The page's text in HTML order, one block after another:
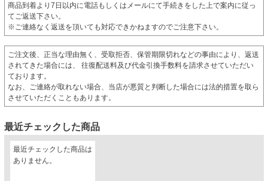
商品到着より7日以内に電話もしくはメールにて手続きをした上で案内に従っ
てご返送下さい。
※ご連絡なく返送を頂いても対応できかねますのでご注意下さい。
ご注文後、正当な理由無く、受取拒否、保管期限切れなどの事由により、返送
されてきた場合には、 往復配送料及び代金引換手数料を請求させていただい
ております。
なお、ご連絡が取れない場合、当店が悪質と判断した場合には法的措置を取ら
させていただくこともあります。
最近チェックした商品
最近チェックした商品は
ありません。